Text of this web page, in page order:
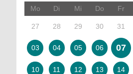
Mo
Di Mi Do Fr
27 28 29 30 31
03 04 05 06 07
10 11 12 13 14